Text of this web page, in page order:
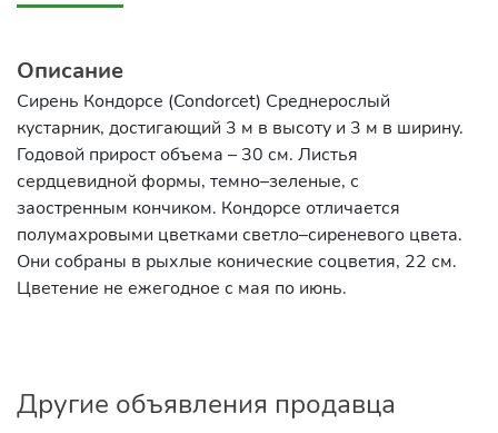
Описание
Сирень Кондорсе (Condorcet) Среднерослый
кустарник, достигающий 3 м в высоту и 3 м в ширину.
Годовой прирост объема – 30 см. Листья
сердцевидной формы, темно–зеленые, с
заостренным кончиком. Кондорсе отличается
полумахровыми цветками светло–сиреневого цвета.
Они собраны в рыхлые конические соцветия, 22 см.
Цветение не ежегодное с мая по июнь.
Другие объявления продавца